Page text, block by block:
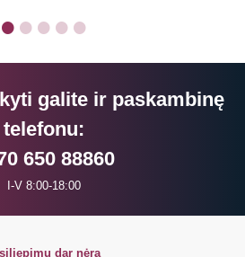
galite ir paskambinę
telefonu:
650 88860
I-V 8:00-18:00
dar nėra